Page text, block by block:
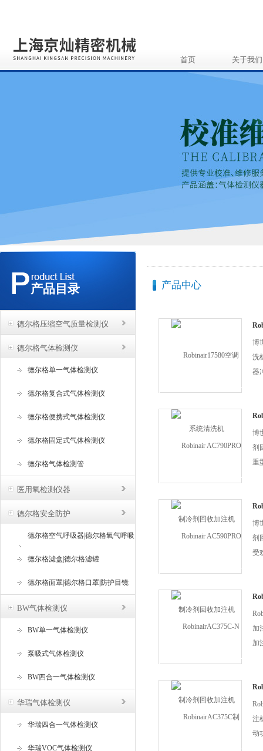
首页 关于我们
产品目录
德尔格压缩空气质量检测仪
德尔格气体检测仪
德尔格单一气体检测仪
德尔格复合式气体检测仪
德尔格便携式气体检测仪
德尔格固定式气体检测仪
德尔格气体检测管
医用氧检测仪器
德尔格安全防护
德尔格空气呼吸器|德尔格氧气呼吸
器
德尔格滤盒|德尔格滤罐
德尔格面罩|德尔格口罩|防护目镜
BW气体检测仪
BW单一气体检测仪
泵吸式气体检测仪
BW四合一气体检测仪
华瑞气体检测仪
华瑞四合一气体检测仪
华瑞VOC气体检测仪
产品中心
博
洗
器
系
方
中
收
博
剂
重
调
收
收
博
剂
受
自
现
收
加
加
收
具
加
注
动